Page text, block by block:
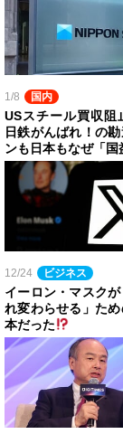
1/8 国内
USスチール買収阻
日鉄がんばれ！の
ンも日本もなぜ「
12/24 ビジネス
イーロン・マスク
れ変わらせる」ため
本だった